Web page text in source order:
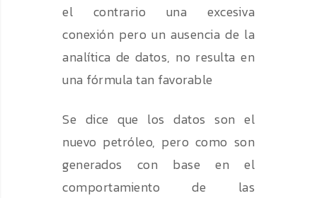
el contrario una excesiva
conexión pero un ausencia de la
analítica de datos, no resulta en
una fórmula tan favorable
Se dice que los datos son el
nuevo petróleo, pero como son
generados con base en el
comportamiento de las